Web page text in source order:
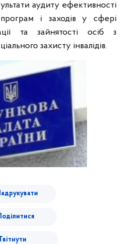
аудиту ефективності
програм і заходів у сфері
та зайнятості осіб з
захисту інвалідів.
Твітнути